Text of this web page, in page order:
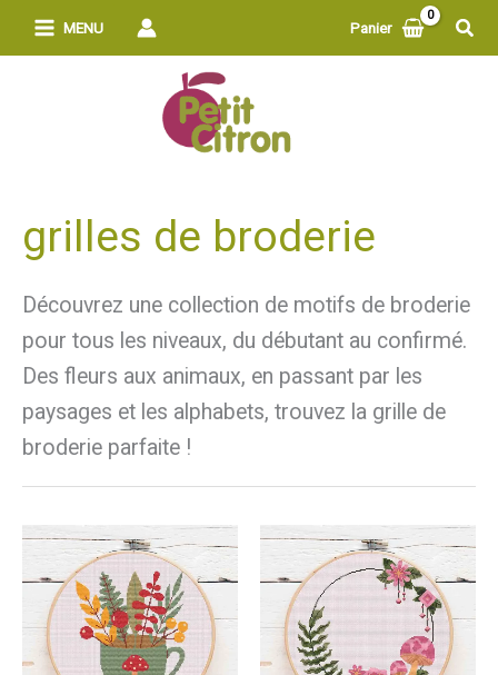
MENU Panier
grilles de broderie
Découvrez une collection de motifs de broderie
pour tous les niveaux, du débutant au confirmé.
Des fleurs aux animaux, en passant par les
paysages et les alphabets, trouvez la grille de
broderie parfaite !